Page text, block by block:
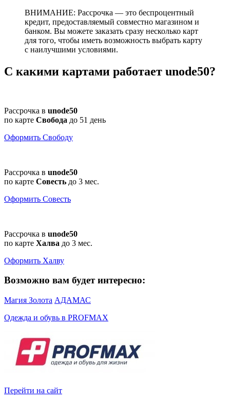
ВНИМАНИЕ: Рассрочка — это беспроцентный
кредит, предоставляемый совместно магазином и
банком. Вы можете заказать сразу несколько карт
для того, чтобы иметь возможность выбрать карту
с наилучшими условиями.
С какими картами работает unode50?
Рассрочка в unode50
по карте Свобода до 51 день
Оформить Свободу
Рассрочка в unode50
по карте Совесть до 3 мес.
Оформить Совесть
Рассрочка в unode50
по карте Халва до 3 мес.
Оформить Халву
Возможно вам будет интересно:
Магия Золота АДАМАС
Одежда и обувь в PROFMAX
Перейти на сайт